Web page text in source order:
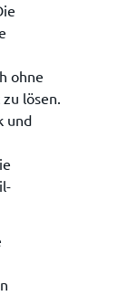
ohne
lösen.
und